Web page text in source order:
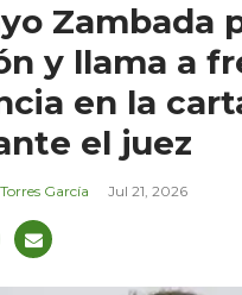
Zambada
y llama a
en la
el juez
García Jul 21, 2026